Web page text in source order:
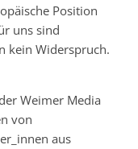
Position
uns sind
kein Widerspruch.
Weimer Media
von
aus